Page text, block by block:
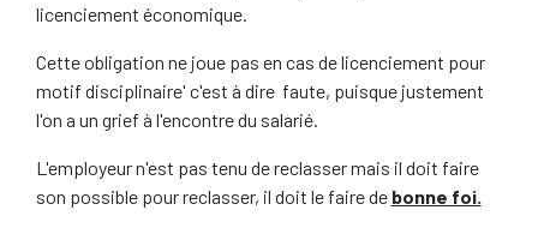
licenciement économique.
Cette obligation ne joue pas en cas de licenciement pour
motif disciplinaire' c'est à dire faute, puisque justement
l'on a un grief à l'encontre du salarié.
L'employeur n'est pas tenu de reclasser mais il doit faire
son possible pour reclasser, il doit le faire de bonne foi.